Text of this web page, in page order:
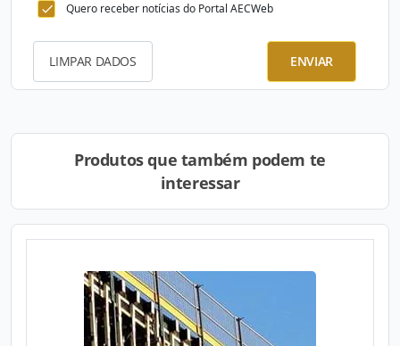
Quero receber notícias do Portal AECWeb
LIMPAR DADOS ENVIAR
Produtos que também podem te
interessar